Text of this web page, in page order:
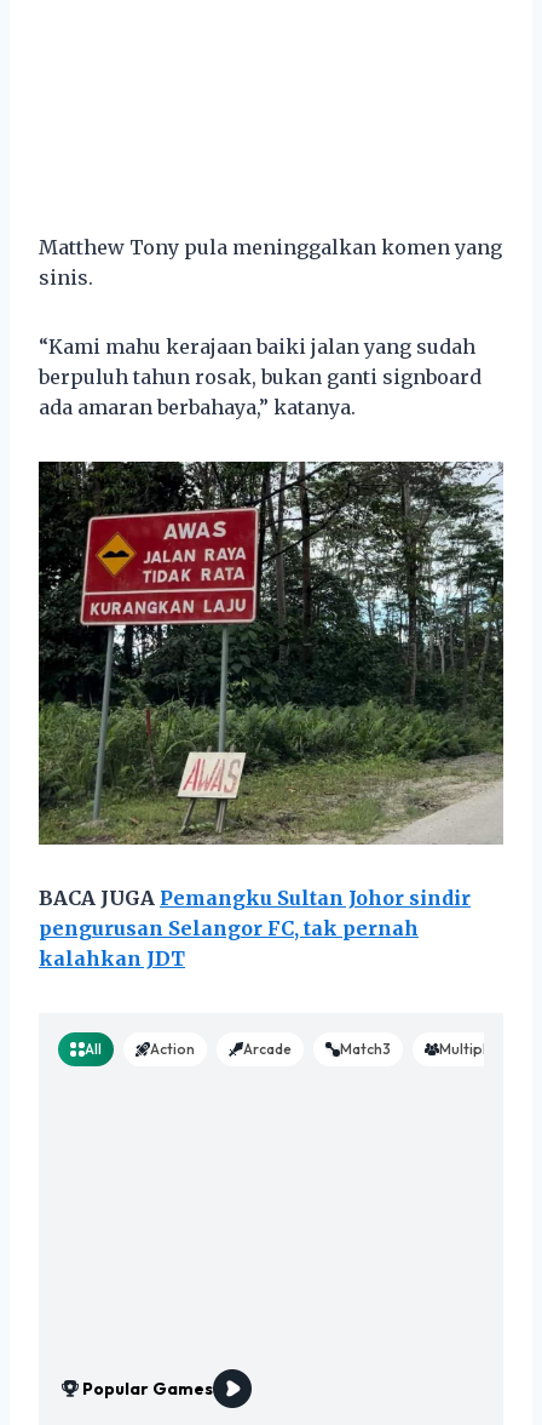
Matthew Tony pula meninggalkan komen yang
sinis.
“Kami mahu kerajaan baiki jalan yang sudah
berpuluh tahun rosak, bukan ganti signboard
ada amaran berbahaya,” katanya.
BACA JUGA Pemangku Sultan Johor sindir
pengurusan Selangor FC, tak pernah
kalahkan JDT